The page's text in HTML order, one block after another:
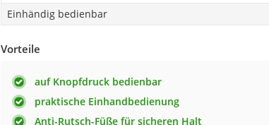
Einhändig bedienbar
Vorteile
auf Knopfdruck bedienbar
praktische Einhandbedienung
Anti-Rutsch-Füße für sicheren Halt